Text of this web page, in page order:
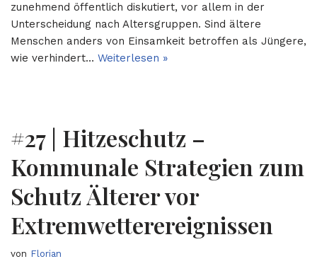
zunehmend öffentlich diskutiert, vor allem in der
Unterscheidung nach Altersgruppen. Sind ältere
Menschen anders von Einsamkeit betroffen als Jüngere,
wie verhindert… Weiterlesen »
#27 | Hitzeschutz –
Kommunale Strategien zum
Schutz Älterer vor
Extremwetterereignissen
von Florian